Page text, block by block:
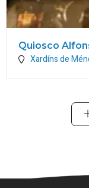
Quiosco
Xardíns de